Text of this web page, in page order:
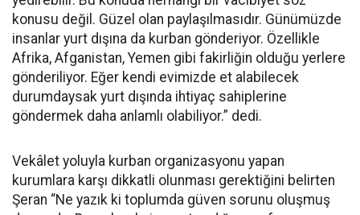
konusu değil. Güzel olan paylaşılmasıdır. Günümüzde
insanlar yurt dışına da kurban gönderiyor. Özellikle
Afrika, Afganistan, Yemen gibi fakirliğin olduğu yerlere
gönderiliyor. Eğer kendi evimizde et alabilecek
durumdaysak yurt dışında ihtiyaç sahiplerine
göndermek daha anlamlı olabiliyor.” dedi.
Vekâlet yoluyla kurban organizasyonu yapan
kurumlara karşı dikkatli olunması gerektiğini belirten
Şeran “Ne yazık ki toplumda güven sorunu oluşmuş